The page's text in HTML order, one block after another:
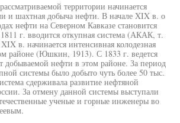
территории начинается
и шахтная добыча нефти. В начале XIX в. о
нефти на Северном Кавказе становится
г. вводится откупная система (АКАК, т.
в. начинается интенсивная колодезная
районе (Юшкин, 1913). С 1833 г. ведется
добываемой нефти в этом районе. За период
системы было добыто чуть более 50 тыс.
сдерживала развитие нефтяной
За отмену данной системы выступали
ученые и горные инженеры во